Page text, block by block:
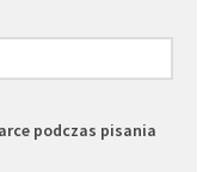
podczas pisania